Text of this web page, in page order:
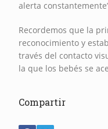
alerta
Recordemos que la
reconocimiento y
través del contacto
la que los bebés se
Compartir